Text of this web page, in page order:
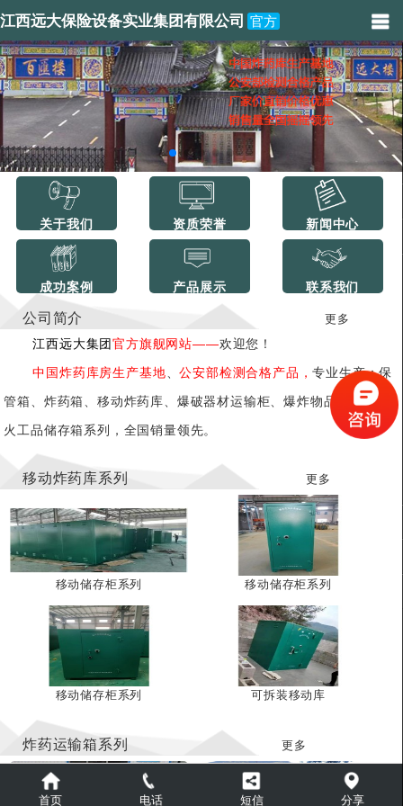
江西远大保险设备实业集团有限公司 官方
关于我们 资质荣誉 新闻中心
成功案例 产品展示 联系我们
公司简介 更多
江西远大集团官方旗舰网站——欢迎您！
中国炸药库房生产基地 、公安部检测合格产品，专业生产：保
管箱、炸药箱、移动炸药库、爆破器材运输柜、爆炸物品储存柜、
火工品储存箱系列，全国销量领先。
移动炸药库系列 更多
移动储存柜系列 移动储存柜系列
移动储存柜系列 可拆装移动库
炸药运输箱系列 更多
首页 电话 短信 分享